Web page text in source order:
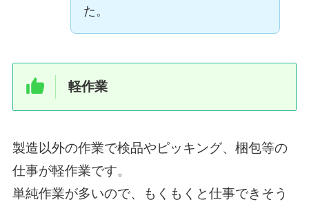
た。
軽作業
製造以外の作業で検品やピッキング、梱包等の
仕事が軽作業です。
単純作業が多いので、もくもくと仕事できそう